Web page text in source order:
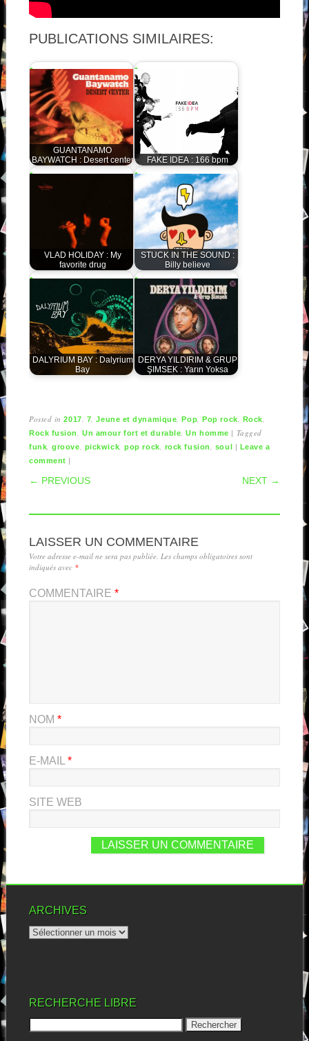
PUBLICATIONS SIMILAIRES:
GUANTANAMO
BAYWATCH : Desert center
FAKE IDEA : 166 bpm
VLAD HOLIDAY : My
favorite drug
STUCK IN THE SOUND :
Billy believe
DALYRIUM BAY : Dalyrium
Bay
DERYA YILDIRIM & GRUP
ŞIMSEK : Yar​ı​n Yoksa
Posted in2017 7 ,Jeune et dynamique ,Pop ,Pop rock Rock
Rock fusion ,Un amour fort et durable ,Un homme | Tagged
funk ,groove pickwick ,pop rock rock fusion soul | Leave a
comment |
POST NAVIGATION
← PREVIOUS NEXT →
LAISSER UN COMMENTAIRE
Votre adresse e-mail ne sera pas publiée. Les champs obligatoires sont
indiqués avec *
COMMENTAIRE *
NOM *
E-MAIL *
SITE WEB
ARCHIVES
RECHERCHE LIBRE